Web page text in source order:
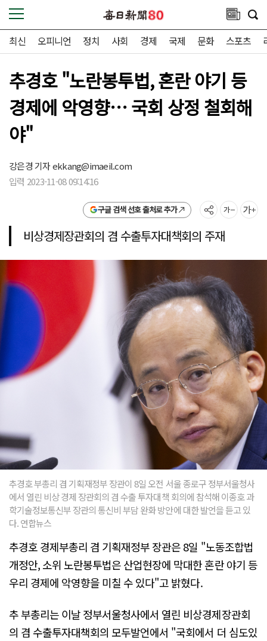
최신 오피니언 정치 사회 경제 국제 문화 스포츠
추경호 "노란봉투법, 혼란 야기 등
경제에 악영향… 국회 상정 철회해
야"
강은경 기자ekkang@imaeil.com
입력 2023-11-08 09:14:16
구글 검색 선호 출처로 추가
비상경제장관회의 겸 수출투자대책회의 주재
추경호 부총리 겸 기획재정부 장관이 8일 오전 서울 종로구 정부서울청사
에서 열린 비상 경제 장관회의 겸 수출 투자대책 회의에 참석해 이종호 과
학기술정보통신부 장관의 통신비 부담 완화 방안에 대한 발언을 듣고 있
다. 연합뉴스
추경호 경제부총리 겸 기획재정부 장관은 8일 "노동조합법
개정안, 소위 노란봉투법은 산업현장에 막대한 혼란 야기 등
우리 경제에 악영향을 미칠 수 있다"고 밝혔다.
추 부총리는 이날 정부서울청사에서 열린 비상경제장관회
의 겸 수출투자대책회의 모두발언에서 "국회에서 더 심도있